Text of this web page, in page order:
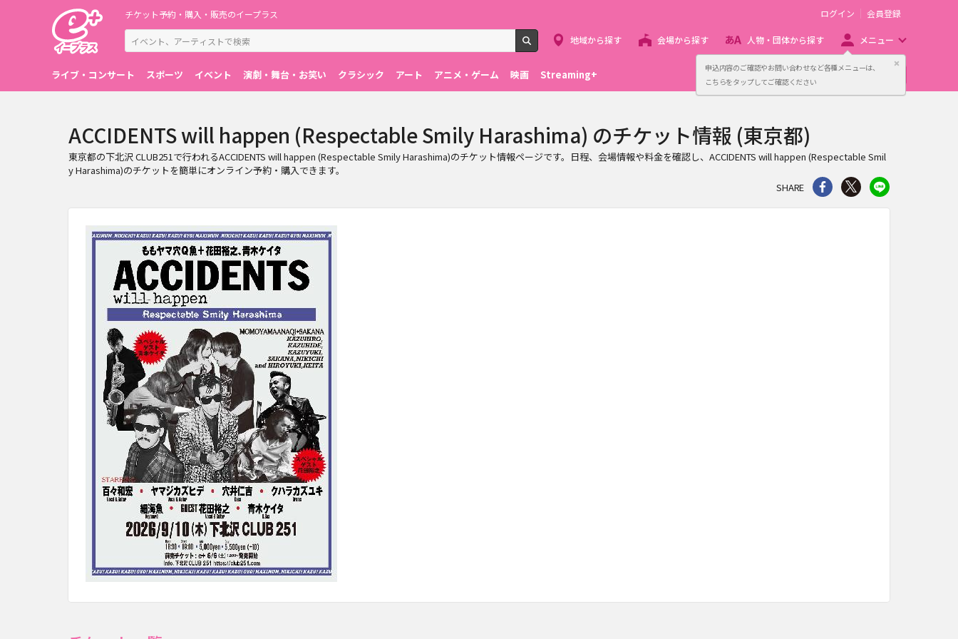
申込内容のご確認やお問い合わせなど各種メニューは、
こちらをタップしてご確認ください
閉じる
チケット予約・購入・販売のイープラス
検索
ログイン 会員登録
地域から探す 会場から探す 人物・団体から探す メニュー
ライブ・コンサート スポーツ イベント 演劇・舞台・お笑い クラシック アート アニメ・ゲーム 映画 Streaming+ 主催者向け販売サービス
ACCIDENTS will happen (Respectable Smily Harashima) のチケット情報 (東京都)
東京都の下北沢 CLUB251で行われるACCIDENTS will happen (Respectable Smily Harashima)のチケット情報ページです。日程、会場情報や料金を確認し、ACCIDENTS will happen (Respectable Smil
y Harashima)のチケットを簡単にオンライン予約・購入できます。
SHARE
シェア Twitter